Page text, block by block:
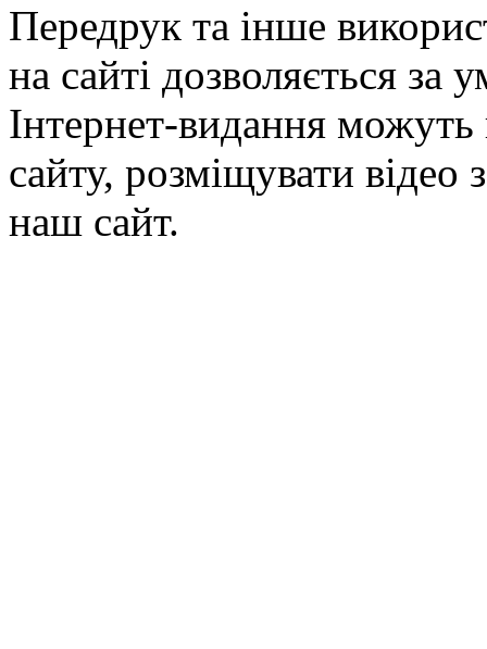
Передрук та інше
на сайті дозволяється
Інтернет-видання можуть
сайту, розміщувати відео
наш сайт.